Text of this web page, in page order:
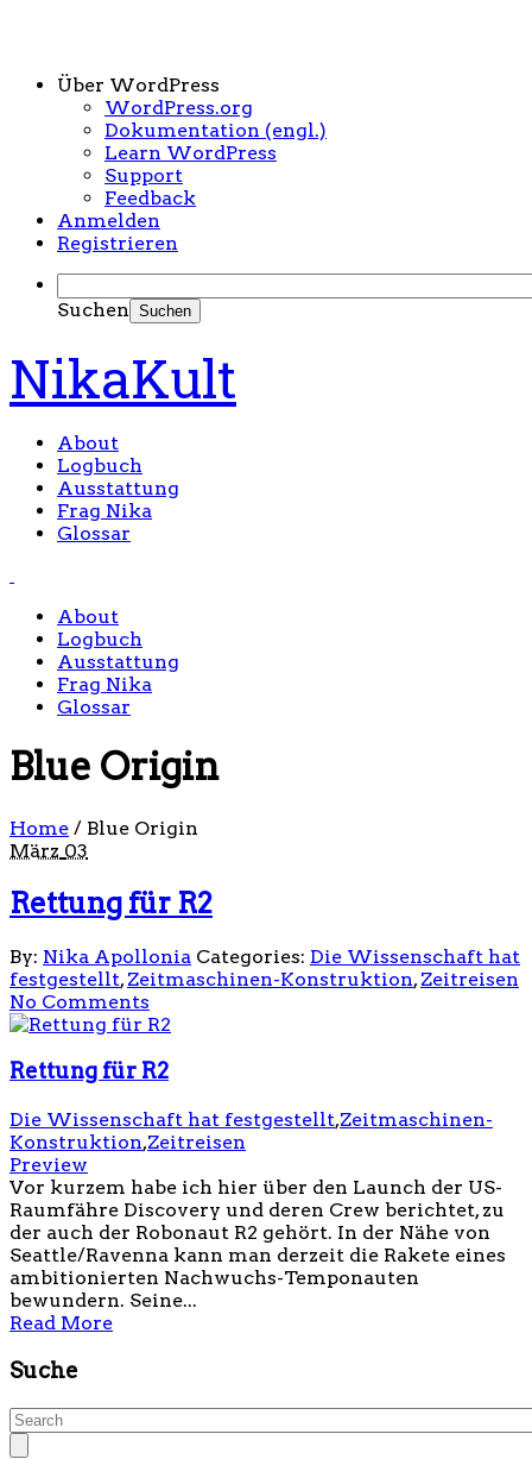
Über WordPress
WordPress.org
Dokumentation (engl.)
Learn WordPress
Support
Feedback
Anmelden
Registrieren
Suchen
NikaKult
About
Logbuch
Ausstattung
Frag Nika
Glossar
About
Logbuch
Ausstattung
Frag Nika
Glossar
Blue Origin
Home / Blue Origin
März 03
Rettung für R2
By: Nika Apollonia Categories: Die Wissenschaft hat
festgestellt,Zeitmaschinen-Konstruktion,Zeitreisen
No Comments
Rettung für R2
Die Wissenschaft hat festgestellt,Zeitmaschinen-
Konstruktion,Zeitreisen
Preview
Vor kurzem habe ich hier über den Launch der US-
Raumfähre Discovery und deren Crew berichtet, zu
der auch der Robonaut R2 gehört. In der Nähe von
Seattle/Ravenna kann man derzeit die Rakete eines
ambitionierten Nachwuchs-Temponauten
bewundern. Seine...
Read More
Suche